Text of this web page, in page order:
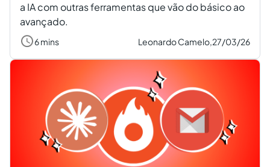
a IA com outras ferramentas que vão do básico ao
avançado.
6 mins Leonardo Camelo,27/03/26